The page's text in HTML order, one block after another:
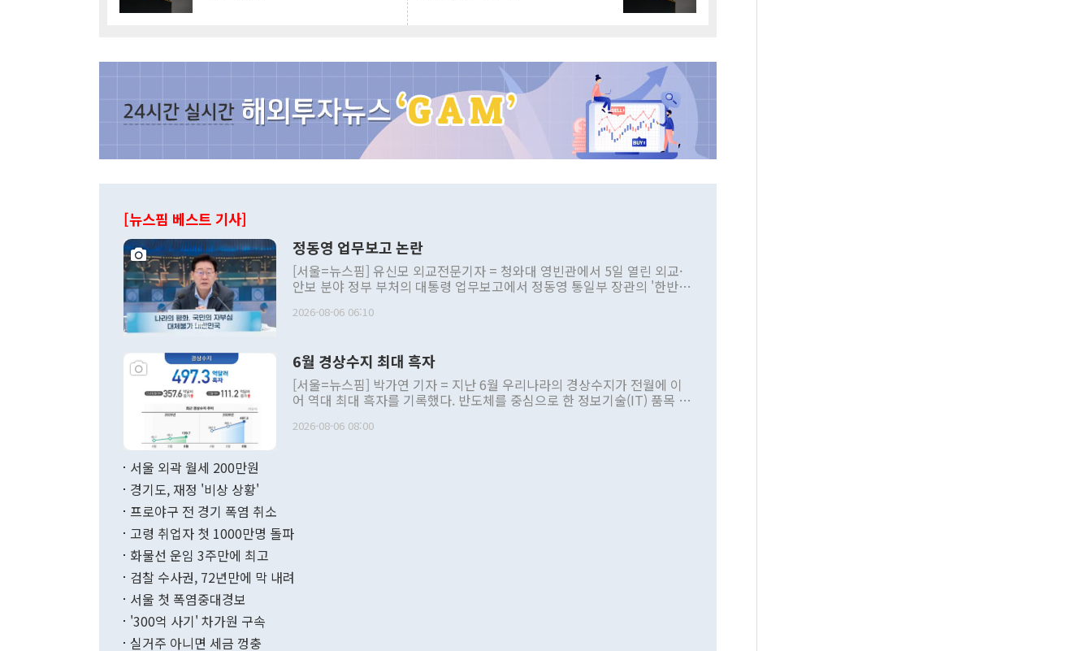
[뉴스핌 베스트 기사]
정동영 업무보고 논란
[서울=뉴스핌] 유신모 외교전문기자 = 청와대 영빈관에서 5일 열린 외교·
안보 분야 정부 부처의 대통령 업무보고에서 정동영 통일부 장관의 '한반도
발언 중에는 정부 내 조율을 거치지 않은 사안을 정책으로 추진하겠다고 공
주의적 희망에 근거한 비현실적 구상'이라는 비판을 내놨다. 그동안 정 장
관의 대북 정책 관련 발언이 물의를 빚은 적은 여러 번 있지만 대통령과 유
관 부처 장관이 공개적으로 부정적 입장을 표명한 것은 이례적이다. 정 장
관의 무리한 대북 접근법과 월권을 제어해야 한다는 목소리도 높아지고 있
다. [정동영 통일부 장관이 지난달 23일 오후 서울 종로구 정부서울청사에
무너졌다고도 했다. 또 "현 시점에서 흘러간 선(先)비핵화만 되뇌는 것은
함께 4자 대화의 동력을 확보하기 위해 최선을 다할 것"이라고 말했다. 하
2026-08-06 06:10
6월 경상수지 최대 흑자
[서울=뉴스핌] 박가연 기자 = 지난 6월 우리나라의 경상수지가 전월에 이
어 역대 최대 흑자를 기록했다. 반도체를 중심으로 한 정보기술(IT) 품목 수
료=한국은행] 한국은행이 6일 발표한 '2026년 6월 국제수지(잠정)'에 따르
며 월간 기준 처음으로 1000억달러를 넘어섰다. 상품수입은 644억8000만
196.9% 급증했고 컴퓨터·주변기기(SSD)는 282.7% 증가했다. IT 품목
수출은 160.4% 늘었으며 비IT 품목도 ▲석유제품(47.5%) ▲화공품
2026-08-06 08:00
서울 외곽 월세 200만원
경기도, 재정 '비상 상황'
프로야구 전 경기 폭염 취소
고령 취업자 첫 1000만명 돌파
화물선 운임 3주만에 최고
검찰 수사권, 72년만에 막 내려
서울 첫 폭염중대경보
'300억 사기' 차가원 구속
실거주 아니면 세금 껑충